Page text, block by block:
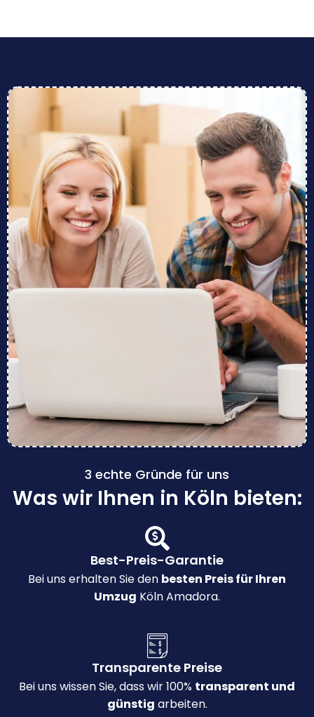
3 echte Gründe für uns
Was wir Ihnen in Köln bieten:
Best-Preis-Garantie
Bei uns erhalten Sie den besten Preis für Ihren
Umzug Köln Amadora.
Transparente Preise
Bei uns wissen Sie, dass wir 100% transparent und
günstig arbeiten.